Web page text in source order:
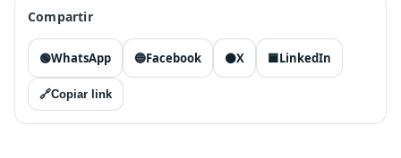
Compartir
🟢WhatsApp 🔵Facebook ⚫X 🟦LinkedIn
🔗Copiar link